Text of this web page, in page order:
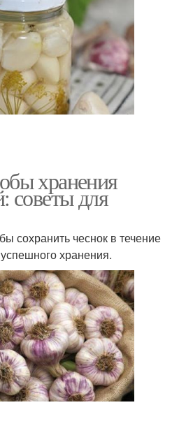
хранения
советы для
сохранить чеснок в течение
хранения.